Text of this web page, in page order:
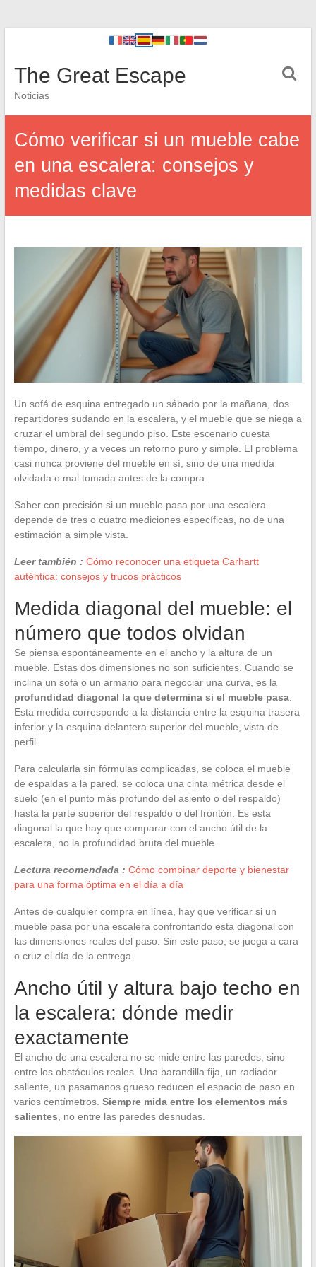
The Great Escape
Noticias
Cómo verificar si un mueble cabe
en una escalera: consejos y
medidas clave
Un sofá de esquina entregado un sábado por la mañana, dos
repartidores sudando en la escalera, y el mueble que se niega a
cruzar el umbral del segundo piso. Este escenario cuesta
tiempo, dinero, y a veces un retorno puro y simple. El problema
casi nunca proviene del mueble en sí, sino de una medida
olvidada o mal tomada antes de la compra.
Saber con precisión si un mueble pasa por una escalera
depende de tres o cuatro mediciones específicas, no de una
estimación a simple vista.
Leer también : Cómo reconocer una etiqueta Carhartt
auténtica: consejos y trucos prácticos
Medida diagonal del mueble: el
número que todos olvidan
Se piensa espontáneamente en el ancho y la altura de un
mueble. Estas dos dimensiones no son suficientes. Cuando se
inclina un sofá o un armario para negociar una curva, es la
profundidad diagonal la que determina si el mueble pasa.
Esta medida corresponde a la distancia entre la esquina trasera
inferior y la esquina delantera superior del mueble, vista de
perfil.
Para calcularla sin fórmulas complicadas, se coloca el mueble
de espaldas a la pared, se coloca una cinta métrica desde el
suelo (en el punto más profundo del asiento o del respaldo)
hasta la parte superior del respaldo o del frontón. Es esta
diagonal la que hay que comparar con el ancho útil de la
escalera, no la profundidad bruta del mueble.
Lectura recomendada : Cómo combinar deporte y bienestar
para una forma óptima en el día a día
Antes de cualquier compra en línea, hay que verificar si un
mueble pasa por una escalera confrontando esta diagonal con
las dimensiones reales del paso. Sin este paso, se juega a cara
o cruz el día de la entrega.
Ancho útil y altura bajo techo en
la escalera: dónde medir
exactamente
El ancho de una escalera no se mide entre las paredes, sino
entre los obstáculos reales. Una barandilla fija, un radiador
saliente, un pasamanos grueso reducen el espacio de paso en
varios centímetros. Siempre mida entre los elementos más
salientes , no entre las paredes desnudas.